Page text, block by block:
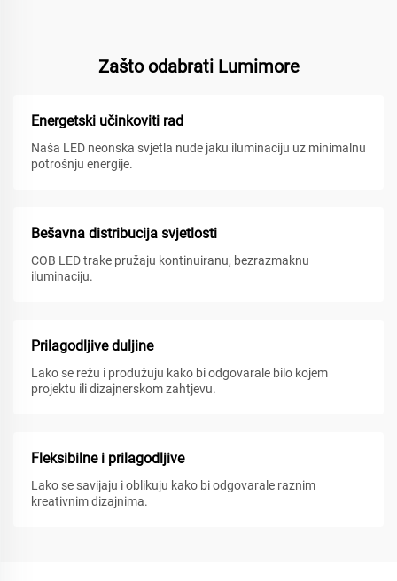
Zašto odabrati Lumimore
Energetski učinkoviti rad
Naša LED neonska svjetla nude jaku iluminaciju uz minimalnu
potrošnju energije.
Bešavna distribucija svjetlosti
COB LED trake pružaju kontinuiranu, bezrazmaknu
iluminaciju.
Prilagodljive duljine
Lako se režu i produžuju kako bi odgovarale bilo kojem
projektu ili dizajnerskom zahtjevu.
Fleksibilne i prilagodljive
Lako se savijaju i oblikuju kako bi odgovarale raznim
kreativnim dizajnima.